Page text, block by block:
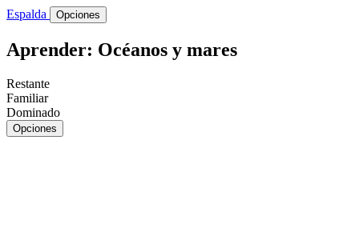
Espalda Opciones
Aprender: Océanos y mares
Restante
Familiar
Dominado
Opciones